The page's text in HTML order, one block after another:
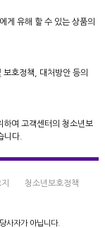
게 유해 할 수 있는 상품의
보호정책, 대처방안 등의
하여 고객센터의 청소년보
니다.
청소년보호정책
사자가 아닙니다.